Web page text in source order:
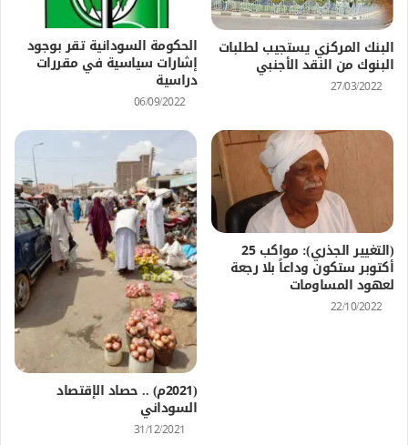
البنك المركزي يستجيب لطلبات
البنوك من النقد الأجنبي
27/03/2022
الحكومة السودانية تقر بوجود
إشارات سياسية في مقررات
دراسية
06/09/2022
(التغيير الجذري): مواكب 25
أكتوبر ستكون وداعاً بلا رجعة
لعهود المساومات
22/10/2022
(2021م) .. حصاد الإقتصاد
السوداني
31/12/2021